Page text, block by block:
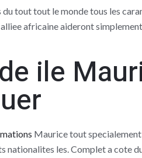
tout tout le monde tous les
africaine aideront
ile
Maurice tout
nationalites les. Complet a cote